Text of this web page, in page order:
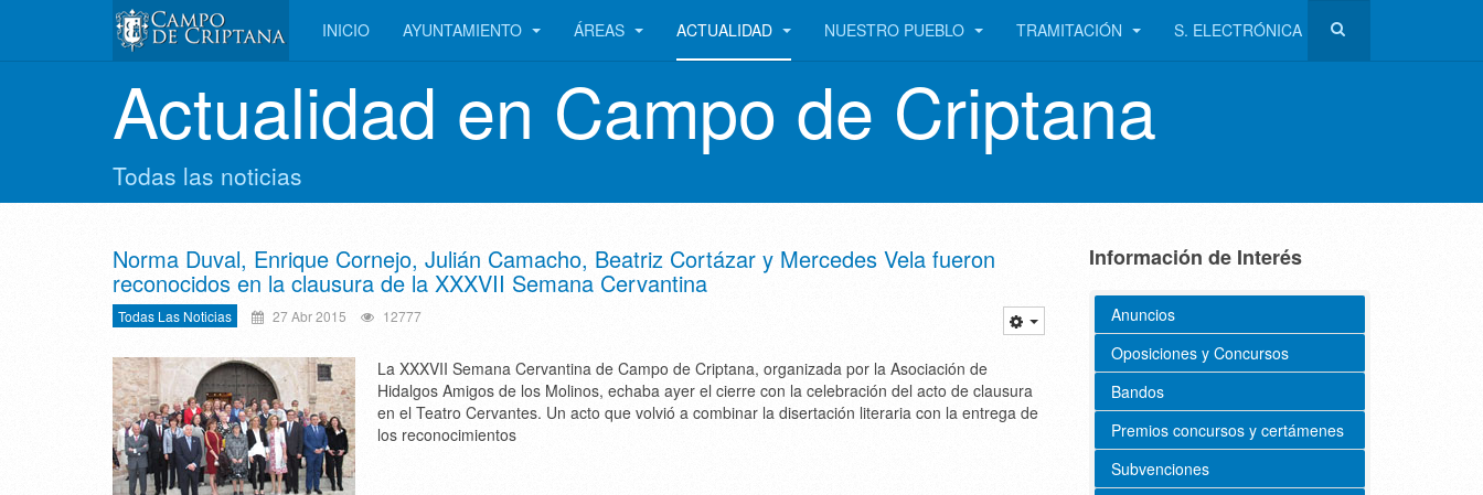
INICIO AYUNTAMIENTO ÁREAS ACTUALIDAD NUESTRO PUEBLO TRAMITACIÓN S. ELECTRÓNICA
Actualidad en Campo de Criptana
Todas las noticias
Norma Duval, Enrique Cornejo, Julián Camacho, Beatriz Cortázar y Mercedes Vela fueron
reconocidos en la clausura de la XXXVII Semana Cervantina
Todas Las Noticias 27 Abr 2015 12777
La XXXVII Semana Cervantina de Campo de Criptana, organizada por la Asociación de
Hidalgos Amigos de los Molinos, echaba ayer el cierre con la celebración del acto de clausura
en el Teatro Cervantes. Un acto que volvió a combinar la disertación literaria con la entrega de
los reconocimientos
Información de Interés
Anuncios
Oposiciones y Concursos
Bandos
Premios concursos y certámenes
Subvenciones